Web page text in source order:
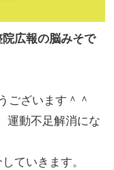
広報の脳みそで
ございます＾＾
運動不足解消にな
ていきます。